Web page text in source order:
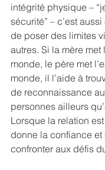
intégrité physique –
sécurité” – c’est
de poser des limites
autres. Si la mère met
monde, le père met
monde, il l’aide à
de reconnaissance
personnes ailleurs
Lorsque la relation
donne la confiance
confronter aux défis